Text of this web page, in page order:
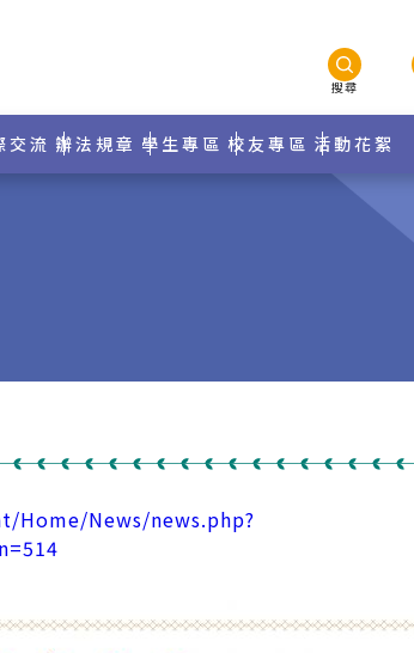
搜尋
交流 辦法規章 學生專區 校友專區 活動花絮
News/news.php?